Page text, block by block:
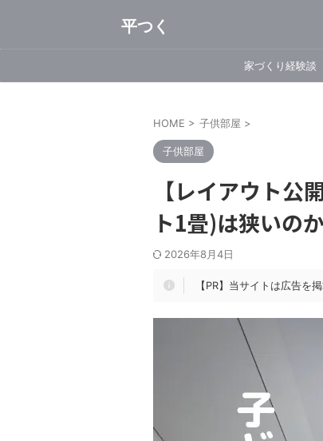
平つく
家づくり経験談
HOME > 子供部屋 >
子供部屋
【レイアウト
ト1畳)は狭いの
2026年8月4日
【PR】当サイトは広告を